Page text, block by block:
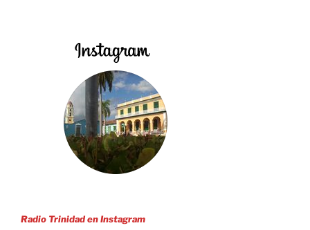
Radio Trinidad en Instagram